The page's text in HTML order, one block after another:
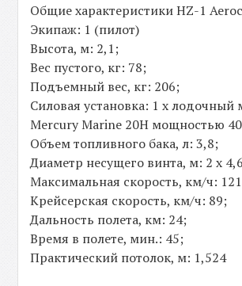
Общие характеристики HZ-1
Экипаж: 1 (пилот)
Высота, м: 2,1;
Вес пустого, кг: 78;
Подъемный вес, кг: 206;
Силовая установка: 1 х лодочный
Mercury Marine 20H мощностью 40
Объем топливного бака, л: 3,8;
Диаметр несущего винта, м: 2 х
Максимальная скорость, км/ч:
Крейсерская скорость, км/ч: 89;
Дальность полета, км: 24;
Время в полете, мин.: 45;
Практический потолок, м: 1,524